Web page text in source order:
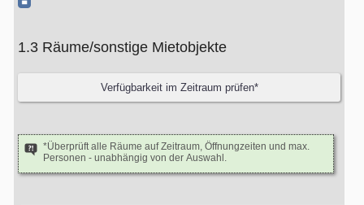
1.3 Räume/sonstige Mietobjekte
*Überprüft alle Räume auf Zeitraum, Öffnungzeiten und max.
Personen - unabhängig von der Auswahl.